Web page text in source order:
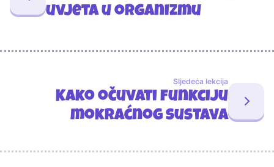
uvjeta u organizmu
Sljedeća lekcija
Kako očuvati funkciju
mokraćnog sustava